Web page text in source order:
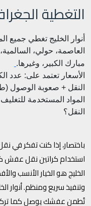
التغطية
أنوار الخليج تغطي جميع
العاصمة، حولي، السالمية،
مبارك الكبير، وغيرها.
الأسعار تعتمد على: عدد
النقل + صعوبة الوصول
المواد المستخدمة
النقل؟
باختصار، إذا كنت تفكر في
استخدام كراتين نقل عفش
الخليج هو الخيار الأنسب
وتنفيذ سريع ومنظم. أنوار
تُطمن عفشك يوصل كما